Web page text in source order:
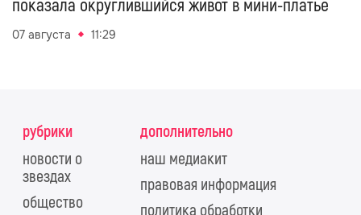
показала округлившийся живот в мини-платье
07 августа 11:29
рубрики
новости о
звездах
общество
дополнительно
наш медиакит
правовая информация
политика обработки